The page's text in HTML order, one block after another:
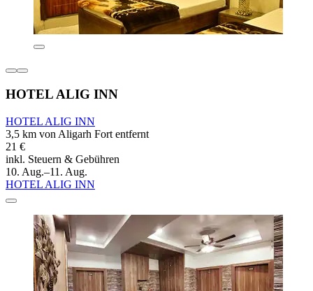
HOTEL ALIG INN
HOTEL ALIG INN
3,5 km von Aligarh Fort entfernt
21 €
inkl. Steuern & Gebühren
10. Aug.–11. Aug.
HOTEL ALIG INN